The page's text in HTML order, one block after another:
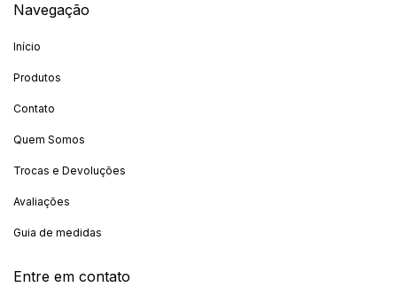
Navegação
Início
Produtos
Contato
Quem Somos
Trocas e Devoluções
Avaliações
Guia de medidas
Entre em contato